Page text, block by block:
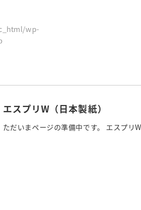
wp-
エスプリW（日本製紙）
ただいまページの準備中です。 エスプリ